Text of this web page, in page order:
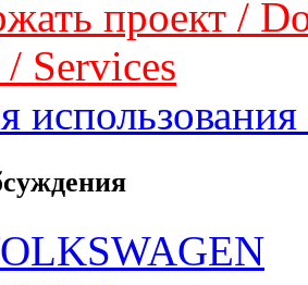
проект /
Services